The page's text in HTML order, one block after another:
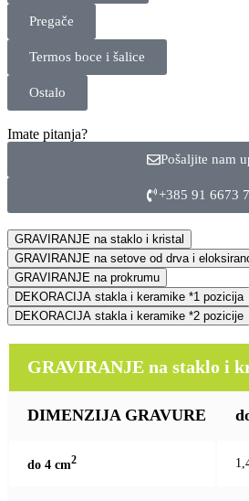
Pregače
Termos boce i šalice
Ostalo
Imate pitanja?
Pošaljite nam
+385 91 6673
GRAVIRANJE na staklo i kristal
GRAVIRANJE na setove od drva i
GRAVIRANJE na prokrumu
DEKORACIJA stakla i keramike *1 pozicija
DEKORACIJA stakla i keramike *2 pozicije
GRAVIRANJE na staklo i
DIMENZIJA GRAVURE
do 4 cm2